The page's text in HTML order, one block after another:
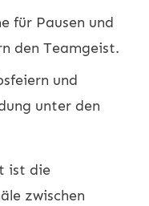
für Pausen und
den Teamgeist.
und
unter den
ist die
zwischen